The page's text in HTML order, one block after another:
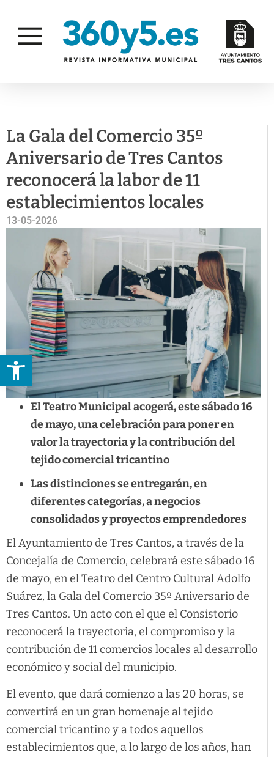
Abrir barra de herramientas
La Gala del Comercio 35º
Aniversario de Tres Cantos
reconocerá la labor de 11
establecimientos locales
13-05-2026
El Teatro Municipal acogerá, este sábado 16
de mayo, una celebración para poner en
valor la trayectoria y la contribución del
tejido comercial tricantino
Las distinciones se entregarán, en
diferentes categorías, a negocios
consolidados y proyectos emprendedores
El Ayuntamiento de Tres Cantos, a través de la
Concejalía de Comercio, celebrará este sábado 16
de mayo, en el Teatro del Centro Cultural Adolfo
Suárez, la Gala del Comercio 35º Aniversario de
Tres Cantos. Un acto con el que el Consistorio
reconocerá la trayectoria, el compromiso y la
contribución de 11 comercios locales al desarrollo
económico y social del municipio.
El evento, que dará comienzo a las 20 horas, se
convertirá en un gran homenaje al tejido
comercial tricantino y a todos aquellos
establecimientos que, a lo largo de los años, han